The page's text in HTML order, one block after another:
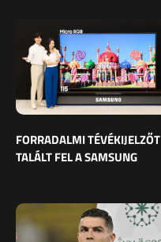
FORRADALMI TÉVÉKIJELZŐT
TALÁLT FEL A SAMSUNG